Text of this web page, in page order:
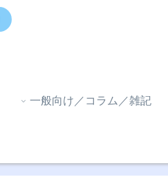
一般向け／コラム／雑記